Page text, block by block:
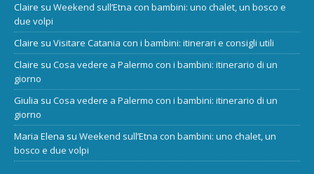
Claire su Weekend sull’Etna con bambini: uno chalet, un bosco e
due volpi
Claire su Visitare Catania con i bambini: itinerari e consigli utili
Claire su Cosa vedere a Palermo con i bambini: itinerario di un
giorno
Giulia su Cosa vedere a Palermo con i bambini: itinerario di un
giorno
Maria Elena su Weekend sull’Etna con bambini: uno chalet, un
bosco e due volpi